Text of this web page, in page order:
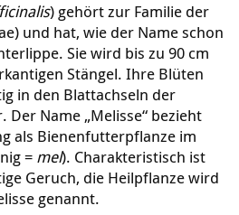
) gehört zur Familie der
und hat, wie der Name schon
Sie wird bis zu 90 cm
Stängel. Ihre Blüten
in den Blattachseln der
Der Name „Melisse“ bezieht
als Bienenfutterpflanze im
= mel). Charakteristisch ist
Geruch, die Heilpflanze wird
genannt.